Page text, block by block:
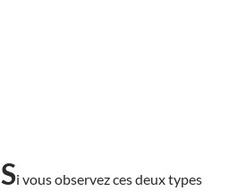
Si vous observez ces deux types